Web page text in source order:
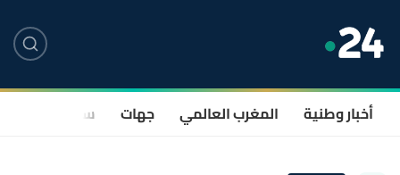
أخبار وطنية المغرب العالمي جهات سياسة